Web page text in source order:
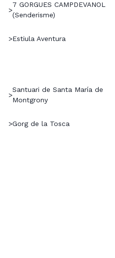
>
7 GORGUES CAMPDEVANOL
(Senderisme)
>Estiula Aventura
>
Santuari de Santa María de
Montgrony
>Gorg de la Tosca